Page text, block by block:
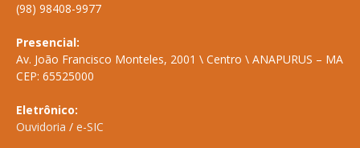
(98) 98408-9977
Presencial:
Av. João Francisco Monteles, 2001 \ Centro \ ANAPURUS – MA
CEP: 65525000
Eletrônico:
Ouvidoria / e-SIC